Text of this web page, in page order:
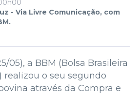
- Via Livre Comunicação, com
05), a BBM (Bolsa Brasileira
realizou o seu segundo
através da Compra e